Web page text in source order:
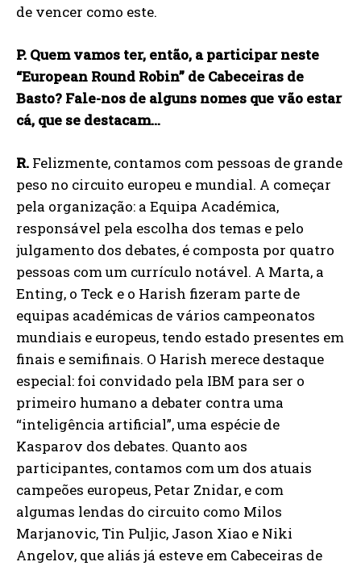
de vencer como este.
P. Quem vamos ter, então, a participar neste
“European Round Robin” de Cabeceiras de
Basto? Fale-nos de alguns nomes que vão estar
cá, que se destacam…
R. Felizmente, contamos com pessoas de grande
peso no circuito europeu e mundial. A começar
pela organização: a Equipa Académica,
responsável pela escolha dos temas e pelo
julgamento dos debates, é composta por quatro
pessoas com um currículo notável. A Marta, a
Enting, o Teck e o Harish fizeram parte de
equipas académicas de vários campeonatos
mundiais e europeus, tendo estado presentes em
finais e semifinais. O Harish merece destaque
especial: foi convidado pela IBM para ser o
primeiro humano a debater contra uma
“inteligência artificial”, uma espécie de
Kasparov dos debates. Quanto aos
participantes, contamos com um dos atuais
campeões europeus, Petar Znidar, e com
algumas lendas do circuito como Milos
Marjanovic, Tin Puljic, Jason Xiao e Niki
Angelov, que aliás já esteve em Cabeceiras de